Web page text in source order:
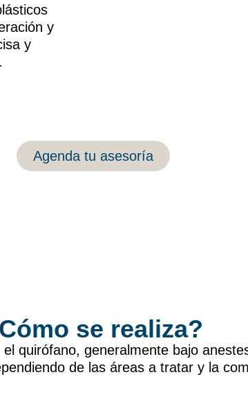
y
y
Agenda tu asesoría
se realiza?
quirófano, generalmente bajo
de las áreas a tratar y la